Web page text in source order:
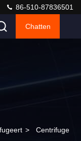
86-510-87836501
Chatten
> Centrifuge